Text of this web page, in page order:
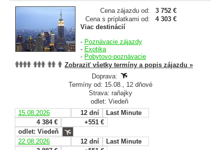
Cena zájazdu od:
3 752 €
Cena s príplatkami od:
4 303 €
Viac destinácií
- Poznávacie zájazdy
- Exotika
- Pobytovo-poznávacie
Zobraziť všetky termíny a popis zájazdu »
Doprava:
Termíny od: 15.08., 12 dňové
Strava: raňajky
odlet: Viedeň
15.08.2026
12 dní
Last Minute
4 384 €
+551 €
odlet: Viedeň
22.08.2026
12 dní
Last Minute